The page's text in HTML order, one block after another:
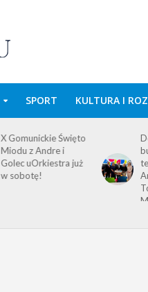
SPORT KULTURA I
X Gomunickie Święto
Miodu z Andre i
Golec uOrkiestra już
w sobotę!